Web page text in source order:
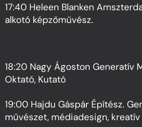
17:40 Heleen Blanken
alkotó képzőművész.
18:20 Nagy Ágoston Generatív
Oktató, Kutató
19:00 Hajdu Gáspár Építész.
művészet, médiadesign, kreatív